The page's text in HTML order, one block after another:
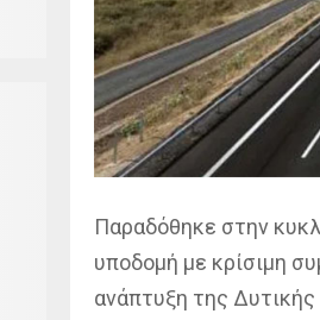
Παραδόθηκε στην
υποδομή με κρίσιμη
ανάπτυξη της